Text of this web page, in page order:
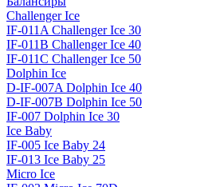
Challenger Ice
IF-011A Challenger Ice 30
IF-011B Challenger Ice 40
IF-011C Challenger Ice 50
Dolphin Ice
D-IF-007A Dolphin Ice 40
D-IF-007B Dolphin Ice 50
IF-007 Dolphin Ice 30
Ice Baby
IF-005 Ice Baby 24
IF-013 Ice Baby 25
Micro Ice